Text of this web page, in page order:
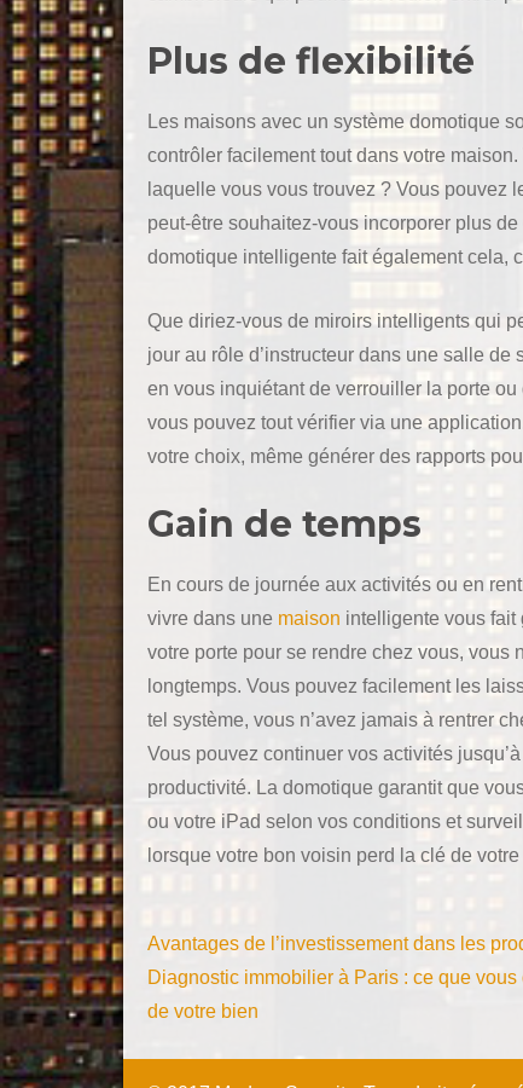
Plus de flexibilité
Les maisons avec un système domotique
contrôler facilement tout dans votre
laquelle vous vous trouvez ? Vous pouvez
peut-être souhaitez-vous incorporer plus
domotique intelligente fait également cela,
Que diriez-vous de miroirs intelligents qui
jour au rôle d’instructeur dans une salle
en vous inquiétant de verrouiller la porte
vous pouvez tout vérifier via une
votre choix, même générer des rapports
Gain de temps
En cours de journée aux activités ou en
vivre dans une maison intelligente vous fait
votre porte pour se rendre chez vous, vous
longtemps. Vous pouvez facilement les
tel système, vous n’avez jamais à rentrer
Vous pouvez continuer vos activités
productivité. La domotique garantit que
ou votre iPad selon vos conditions et
lorsque votre bon voisin perd la clé de
Navigation
de
l’article
Avantages de l’investissement dans les
Diagnostic immobilier à Paris : ce que
de votre bien